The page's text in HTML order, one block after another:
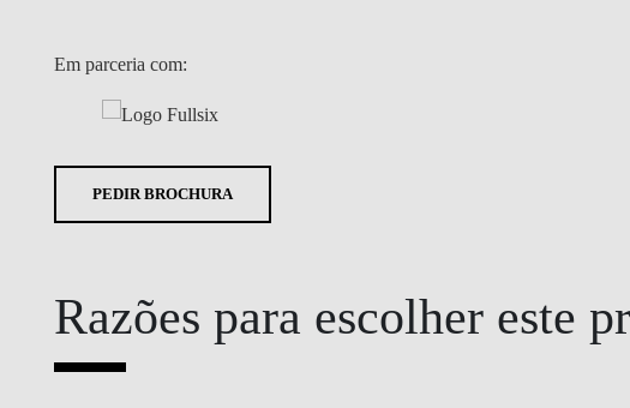
Em parceria com:
PEDIR BROCHURA
Razões para escolher este